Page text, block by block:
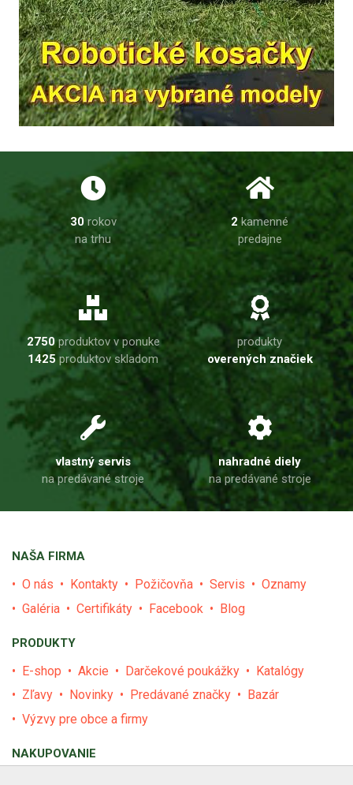
30rokov
na trhu
2 kamenné
predajne
2750produktov v ponuke
1425produktov skladom
produkty
overených značiek
vlastný servis
na predávané stroje
nahradné diely
na predávané stroje
NAŠA FIRMA
O nás Kontakty Požičovňa Servis
Oznamy
Galéria
Certifikáty Facebook Blog
PRODUKTY
E-shop Akcie Darčekové poukážky
Katalógy
Zľavy
Novinky Predávané značky
Bazár
Výzvy pre obce a firmy
NAKUPOVANIE